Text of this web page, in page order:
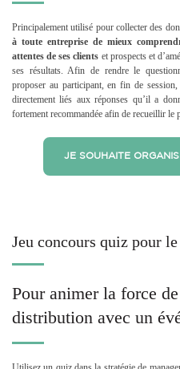
Principalement utilisé pour collecter des
à toute entreprise de mieux
attentes de ses clients et prospects et
ses résultats. Afin de rendre le
proposer au participant, en fin de
directement liés aux réponses qu’il a
fortement recommandée afin de recueillir le
JE SOUHAITE
Jeu concours quiz pour
Pour animer la force
distribution avec un